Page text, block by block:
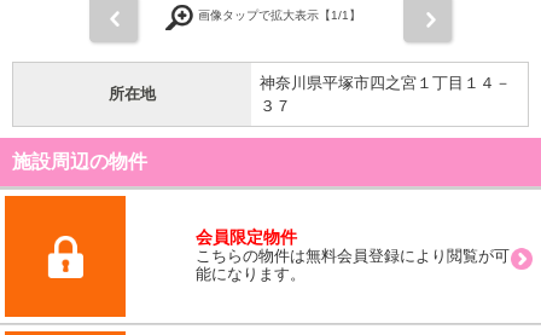
画像タップで拡大表示【1/1】
所在地
神奈川県平塚市四之宮１丁目１４－
３７
施設周辺の物件
会員限定物件
こちらの物件は無料会員登録により閲覧が可
能になります。